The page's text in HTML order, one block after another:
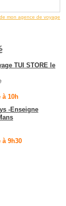
mon agence de voyage
TUI STORE le
à 10h
-Enseigne
à 9h30